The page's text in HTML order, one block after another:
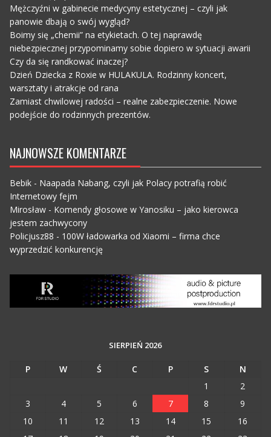
Mężczyźni w gabinecie medycyny estetycznej – czyli jak
panowie dbają o swój wygląd?
Boimy się „chemii” na etykietach. O tej naprawdę
niebezpiecznej przypominamy sobie dopiero w sytuacji awarii
Czy da się randkować inaczej?
Dzień Dziecka z Roxie w HULAKULA. Rodzinny koncert,
warsztaty i atrakcje od rana
Zamiast chwilowej radości – realne zabezpieczenie. Nowe
podejście do rodzinnych prezentów.
NAJNOWSZE KOMENTARZE
Bebik- Naapada Nabang, czyli jak Polacy potrafią robić
Internetowy fejm
Mirosław- Komendy głosowe w Yanosiku – jako kierowca
jestem zachwycony
Policjusz88 - 100W ładowarka od Xiaomi – firma chce
wyprzedzić konkurencję
SIERPIEŃ 2026
P W Ś C P S
N
1
2
3
4 5 6 7 8
9
10
11 12 13 14 15
16